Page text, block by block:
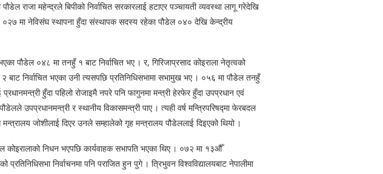
राजा महेन्द्रले बिपीको निर्वाचित सरकारलाई हटाएर पञ्चायती व्यवस्था लागू गरेदेखि
। ०२७ मा नेविसंघ स्थापना हुँदा संस्थापक सदस्य रहेका पौडेल ०४० देखि केन्द्रीय
पौडेल ०४८ मा तनहुँ १ बाट निर्वाचित भए । र, गिरिजाप्रसाद कोइराला नेतृत्वको
बाट निर्वाचित भएका उनी त्यसपछि प्रतिनिधिसभामा सभामुख भए । ०५६ मा पौडेल तनहुँ
हुँदा पहिलो रोजाइमै नपरे पनि फागुनमा मन्त्री हेरफेर हुँदा उपप्रधान एवं
उपप्रधानमन्त्री र स्थानीय विकासमन्त्री पाए । त्यही वर्ष मन्त्रिपरिषद्मा फेरबदल
जोशीलाई दिएर उनले सम्हालेको गृह मन्त्रालय पौडेललाई दिइएको थियो ।
कोइरालाको निधन भएपछि कार्यवाहक सभापति भएका थिए । ०७२ मा १३औँ
निर्वाचनमा पनि पराजित हुन पुगे । त्रिभुवन विश्वविद्यालयबाट नेपालीमा